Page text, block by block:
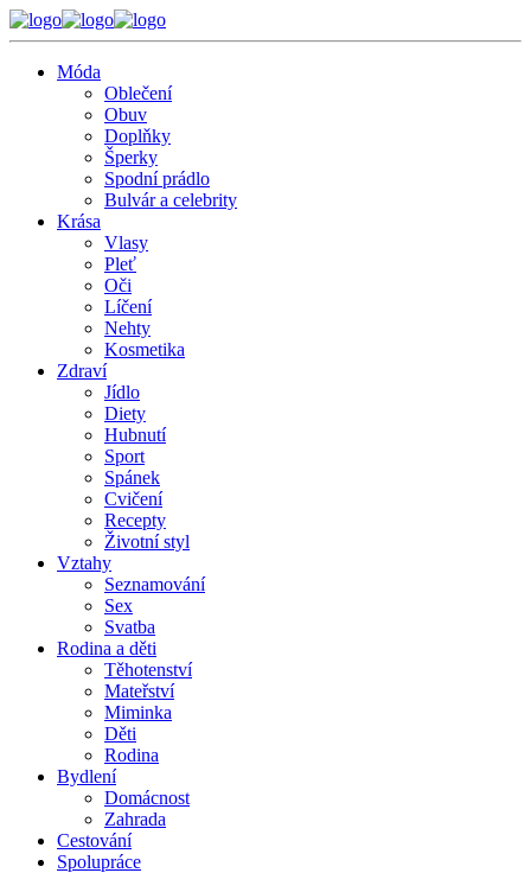
Móda
Oblečení
Obuv
Doplňky
Šperky
Spodní prádlo
Bulvár a celebrity
Krása
Vlasy
Pleť
Oči
Líčení
Nehty
Kosmetika
Zdraví
Jídlo
Diety
Hubnutí
Sport
Spánek
Cvičení
Recepty
Životní styl
Vztahy
Seznamování
Sex
Svatba
Rodina a děti
Těhotenství
Mateřství
Miminka
Děti
Rodina
Bydlení
Domácnost
Zahrada
Cestování
Spolupráce